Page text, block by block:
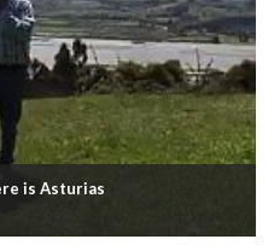
is Asturias